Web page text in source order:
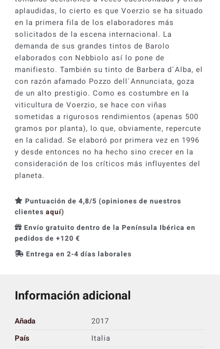
2017
cantidad
aplaudidas, lo cierto es que Voerzio se ha situado
en la primera fila de los elaboradores más
solicitados de la escena internacional. La
demanda de sus grandes tintos de Barolo
elaborados con Nebbiolo así lo pone de
manifiesto. También su tinto de Barbera d´Alba, el
con razón afamado Pozzo dell´Annunciata, goza
de un alto prestigio. Como es costumbre en la
viticultura de Voerzio, se hace con viñas
sometidas a rigurosos rendimientos (apenas 500
gramos por planta), lo que, obviamente, repercute
en la calidad. Se elaboró por primera vez en 1996
y desde entonces no ha hecho sino crecer en la
consideración de los críticos más influyentes del
planeta.
Puntuación de 4,8/5 (opiniones de nuestros
clientes aquí)
Envío gratuito dentro de la Península Ibérica en
pedidos de +120 €
Entrega en 2-4 días laborales
Información adicional
Añada
2017
País
Italia